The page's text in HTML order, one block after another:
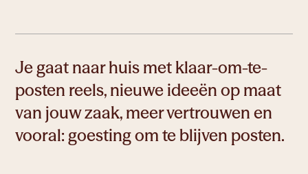
Ruimte om te werken
Je gaat naar huis met klaar-om-te-
posten reels, nieuwe ideeën op maat
van jouw zaak, meer vertrouwen en
vooral: goesting om te blijven posten.